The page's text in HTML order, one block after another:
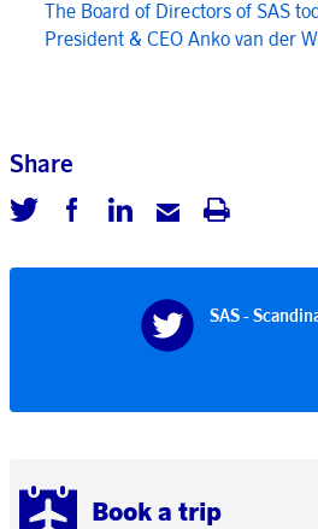
Book a trip
The Board of Directors of SAS
President & CEO Anko van der
Share
SAS -